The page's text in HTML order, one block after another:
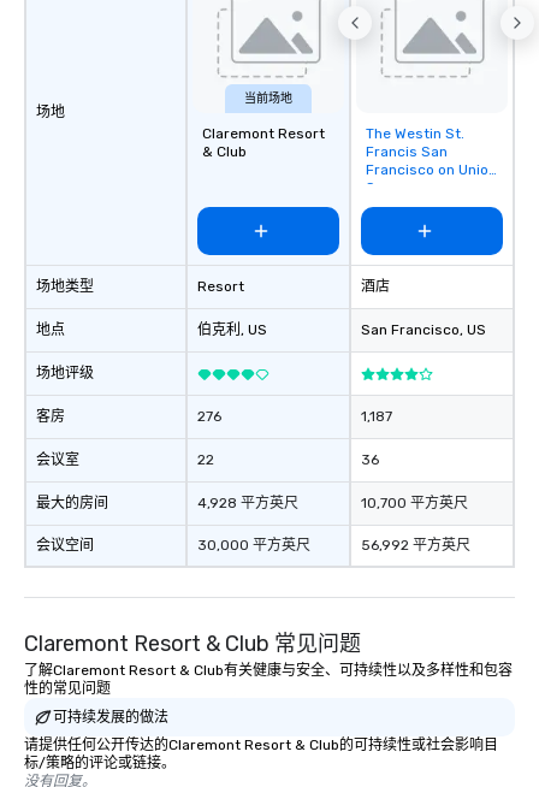
场地
场地类型
地点
场地评级
客房
会议室
最大的房间
会议空间
当前场地
Claremont Resort
& Club
Resort
伯克利 , US
276
22
4,928 平方英尺
30,000 平方英尺
Removed from
favorites
The Westin St.
Francis San
Francisco on Union
Square
酒店
San Francisco, US
1,187
36
10,700 平方英尺
56,992 平方英尺
Claremont Resort & Club 常见问题
了解Claremont Resort & Club有关健康与安全、可持续性以及多样性和包容
性的常见问题
可持续发展的做法
请提供任何公开传达的Claremont Resort & Club的可持续性或社会影响目
标/策略的评论或链接。
没有回复。